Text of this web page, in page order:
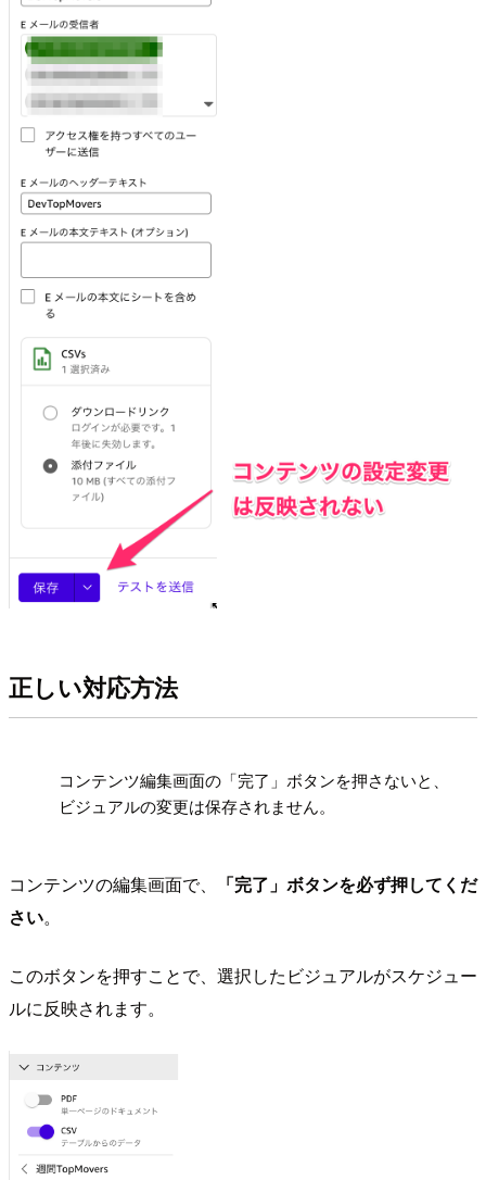
正しい対応方法
コンテンツ編集画面の「完了」ボタンを押さないと、
ビジュアルの変更は保存されません。
コンテンツの編集画面で、
「完了」ボタンを必ず押してくだ
さい。
このボタンを押すことで、選択したビジュアルがスケジュー
ルに反映されます。